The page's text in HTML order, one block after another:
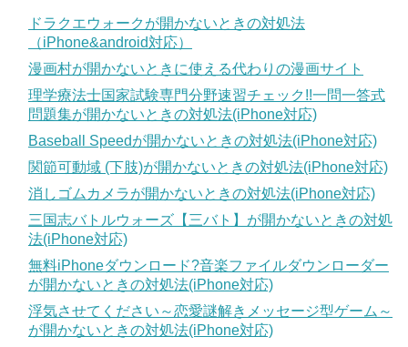
ドラクエウォークが開かないときの対処法
（iPhone&android対応）
漫画村が開かないときに使える代わりの漫画サイト
理学療法士国家試験専門分野速習チェック!!一問一答式
問題集が開かないときの対処法(iPhone対応)
Baseball Speedが開かないときの対処法(iPhone対応)
関節可動域 (下肢)が開かないときの対処法(iPhone対応)
消しゴムカメラが開かないときの対処法(iPhone対応)
三国志バトルウォーズ【三バト】が開かないときの対処
法(iPhone対応)
無料iPhoneダウンロード?音楽ファイルダウンローダー
が開かないときの対処法(iPhone対応)
浮気させてください～恋愛謎解きメッセージ型ゲーム～
が開かないときの対処法(iPhone対応)